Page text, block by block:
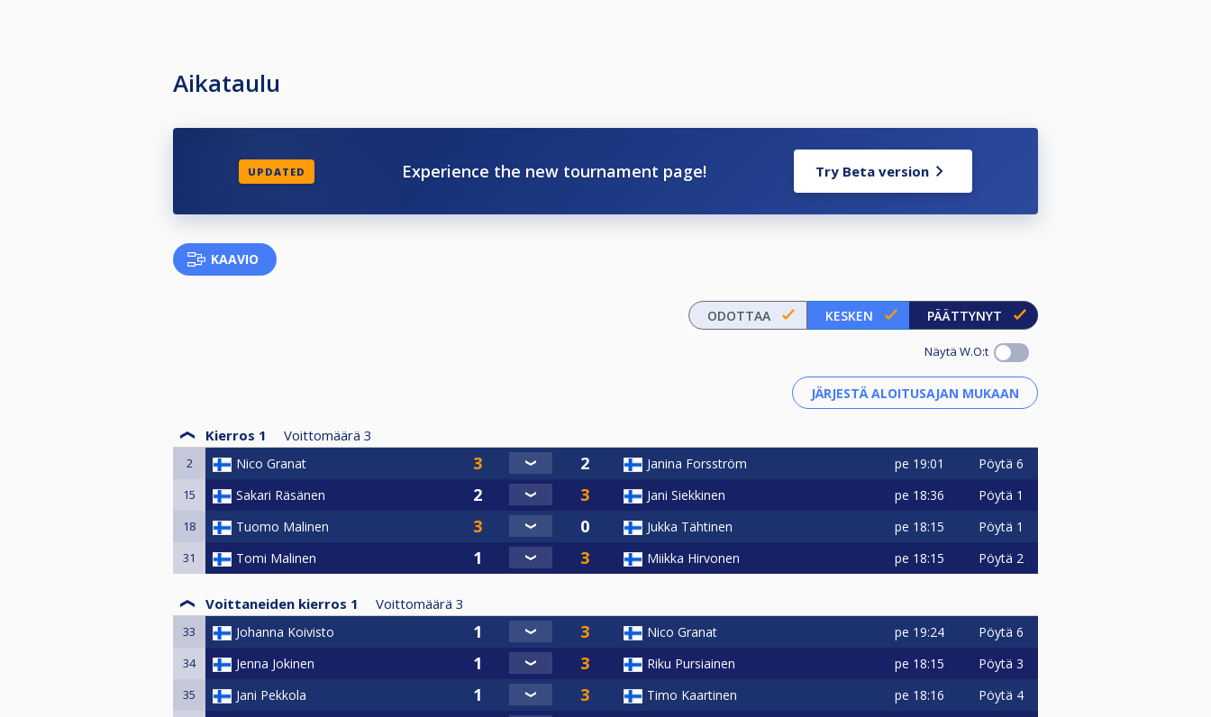
Aikataulu
UPDATED Experience the new tournament page! Try Beta version
KAAVIO
ODOTTAA KESKEN PÄÄTTYNYT
Näytä W.O:t
Kierros 1 Voittomäärä 3
2 Nico Granat Janina Forsström pe 19:01 Pöytä 6
15 Sakari Räsänen Jani Siekkinen pe 18:36 Pöytä 1
18 Tuomo Malinen Jukka Tähtinen pe 18:15 Pöytä 1
31 Tomi Malinen Miikka Hirvonen pe 18:15 Pöytä 2
Voittaneiden kierros 1 Voittomäärä 3
33 Johanna Koivisto Nico Granat pe 19:24 Pöytä 6
34 Jenna Jokinen Riku Pursiainen pe 18:15 Pöytä 3
35 Jani Pekkola Timo Kaartinen pe 18:16 Pöytä 4